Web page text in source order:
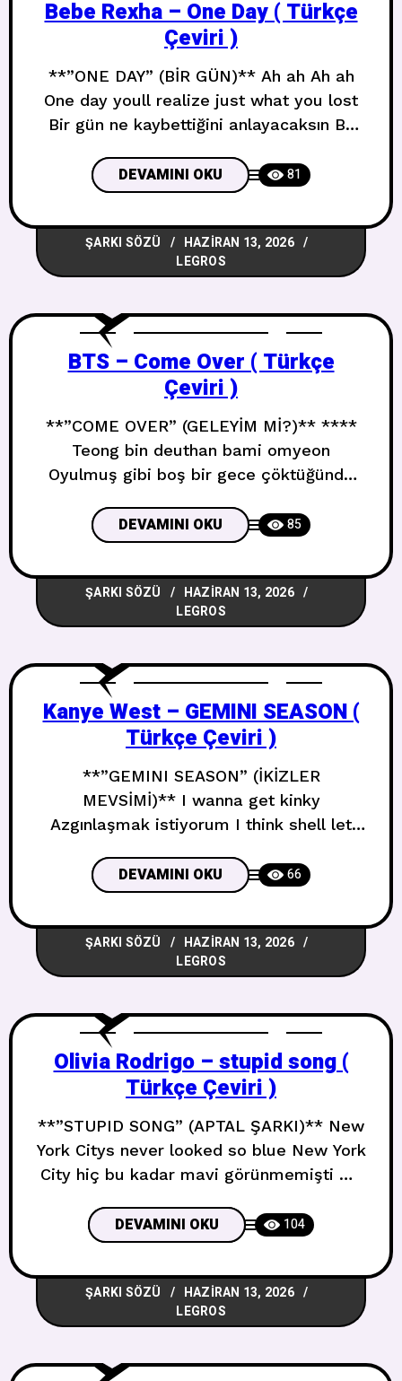
Bebe Rexha – One Day ( Türkçe
Çeviri )
**”ONE DAY” (BİR GÜN)** Ah ah Ah ah
One day youll realize just what you lost
Bir gün ne kaybettiğini anlayacaksın By
afterthought O zamana kadar aklına bile
gelmeyeceksin Baby baby I know that
youre riding high Bebeğim bebeğim
havada olduğunu biliyorum Baby baby
high off of your
DEVAMINI OKU 81
ŞARKI SÖZÜ
HAZIRAN 13, 2026
LEGROS
BTS – Come Over ( Türkçe
Çeviri )
**”COME OVER” (GELEYİM Mİ?)** ****
Teong bin deuthan bami omyeon
Oyulmuş gibi boş bir gece çöktüğünde
sesleniyorum sana Yeah Im lost can I
come over Evet kayboldum gelebilir
miyim Yeah Im lost can I come over Evet
kayboldum gelebilir miyim I just wanna
say Im sorry Sadece özür
DEVAMINI OKU 85
ŞARKI SÖZÜ
HAZIRAN 13, 2026
LEGROS
Kanye West – GEMINI SEASON (
Türkçe Çeviri )
**”GEMINI SEASON” (İKİZLER
MEVSİMİ)** I wanna get kinky
Azgınlaşmak istiyorum I think shell let
pretty Sanırım o güzel I think shes ready
Sanırım o hazır Uno dos cuatro hoes Bir
iki dört hatun Come and pose with no
clothes Gel ve kıyafetsiz poz ver Window
closed AC
DEVAMINI OKU 66
ŞARKI SÖZÜ
HAZIRAN 13, 2026
LEGROS
Olivia Rodrigo – stupid song (
Türkçe Çeviri )
**”STUPID SONG” (APTAL ŞARKI)** New
York Citys never looked so blue New York
City hiç bu kadar mavi görünmemişti My
bathroom Arkadaşlarım banyoda puro
içiyor They say that honest love is a
cage that makes you feel free Dürüst
aşkın seni özgür hissettiren bir kafes
olduğunu söylüyorlar And all
DEVAMINI OKU 104
ŞARKI SÖZÜ
HAZIRAN 13, 2026
LEGROS